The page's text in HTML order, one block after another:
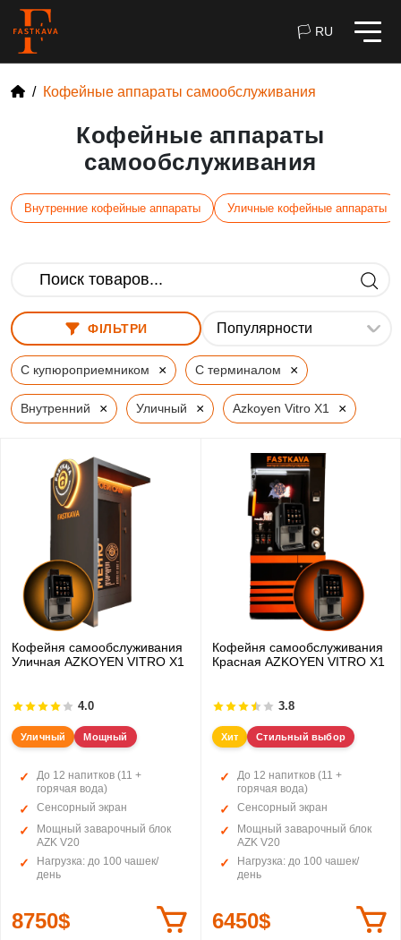
🏳 RU
Кофейные аппараты самообслуживания
Кофейные аппараты
самообслуживания
Внутренние кофейные аппараты Уличные кофейные аппараты
ФІЛЬТРИ
С купюроприемником × С терминалом ×
Внутренний × Уличный × Azkoyen Vitro X1 ×
Кофейня самообслуживания
Уличная AZKOYEN VITRO X1
4.0
Уличный Мощный
До 12 напитков (11 +
горячая вода)
Сенсорный экран
Мощный заварочный блок
AZK V20
Нагрузка: до 100 чашек/
день
8750$
Кофейня самообслуживания
Красная AZKOYEN VITRO X1
3.8
Хит Стильный выбор
До 12 напитков (11 +
горячая вода)
Сенсорный экран
Мощный заварочный блок
AZK V20
Нагрузка: до 100 чашек/
день
6450$